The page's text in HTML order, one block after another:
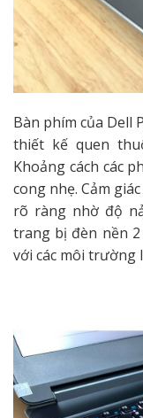
Bàn phím của Dell
thiết kế quen
Khoảng cách các
cong nhẹ. Cảm
rõ ràng nhờ độ
trang bị đèn nền
với các môi trường